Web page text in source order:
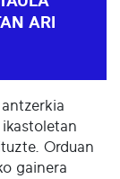
ARI
Orduan
gainera